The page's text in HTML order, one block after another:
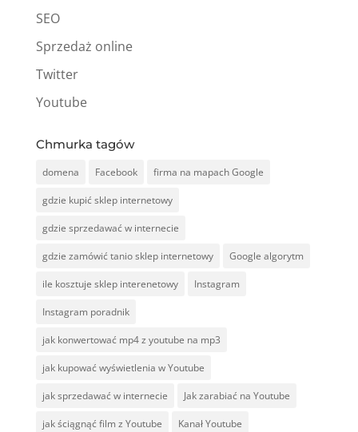
SEO
Sprzedaż online
Twitter
Youtube
Chmurka tagów
domena Facebook firma na mapach Google
gdzie kupić sklep internetowy
gdzie sprzedawać w internecie
gdzie zamówić tanio sklep internetowy Google algorytm
ile kosztuje sklep interenetowy Instagram
Instagram poradnik
jak konwertować mp4 z youtube na mp3
jak kupować wyświetlenia w Youtube
jak sprzedawać w internecie Jak zarabiać na Youtube
jak ściągnąć film z Youtube Kanał Youtube